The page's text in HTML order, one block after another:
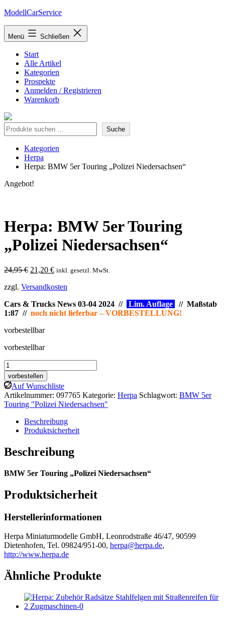
Zum
springen
ModellCarService
Menü Schließen
Start
Alle Artikel
Kategorien
Prospekte
Anmelden / Registrieren
Warenkorb
Suche Suche
Kategorien
Herpa
Herpa: BMW 5er Touring „Polizei Niedersachsen“
Angebot!
Herpa: BMW 5er Touring
„Polizei Niedersachsen“
24,95€ Ursprünglicher
war:
21,20 €Aktueller
ist:
inkl. gesetzl. MwSt.
zzgl. Versandkosten
Cars & Trucks News 03-04 2024 //
Lim. Auflage
// Maßstab
1:87 // noch nicht lieferbar – VORBESTELLUNG!
vorbestellbar
vorbestellbar
Herpa:
BMW
5er
Touring
"Polizei
Niedersachsen"
Menge
vorbestellen
Auf Wunschliste
Artikelnummer: 097765 Kategorie: Herpa Schlagwort: BMW 5er
Touring "Polizei Niedersachsen"
Beschreibung
Produktsicherheit
Beschreibung
BMW 5er Touring „Polizei Niedersachsen“
Produktsicherheit
Herstellerinformationen
Herpa Miniaturmodelle GmbH, Leonrodstraße 46/47, 90599
Dietenhofen, Tel. 09824/951-00, herpa@herpa.de,
http://www.herpa.de
Ähnliche Produkte